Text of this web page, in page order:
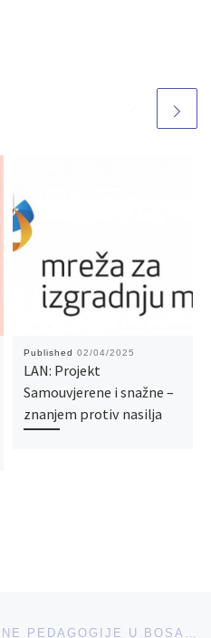
Published 02/04/2025
LAN: Projekt
Samouvjerene i snažne –
znanjem protiv nasilja
RADIONICE DOŽIVLJAJNE PEDAGOGIJE U BOSANSKOM PETROVCU